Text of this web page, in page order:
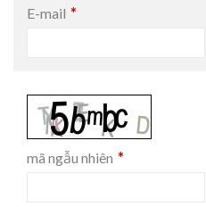
E-mail *
mã ngẫu nhiên *